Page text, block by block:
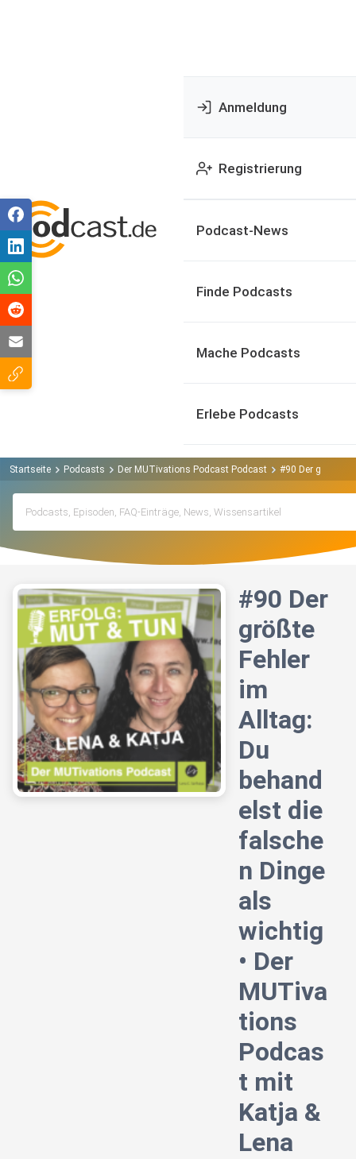
Anmeldung
Registrierung
Podcast-News
Finde Podcasts
Mache Podcasts
Erlebe Podcasts
Startseite Podcasts Der MUTivations Podcast Podcast #90 Der größte
#90 Der
größte
Fehler
im
Alltag:
Du
behand
elst die
falsche
n Dinge
als
wichtig
• Der
MUTiva
tions
Podcas
t mit
Katja &
Lena